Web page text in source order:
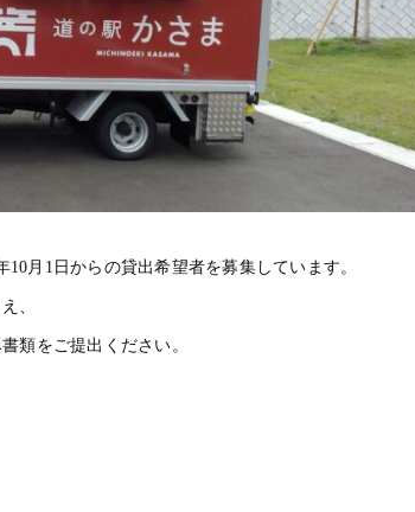
月1日からの貸出希望者を募集しています。
、
類をご提出ください。